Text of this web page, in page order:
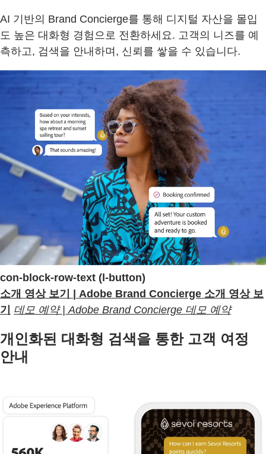
AI 기반의 Brand Concierge를 통해 디지털 자산을 몰입
도 높은 대화형 경험으로 전환하세요. 고객의 니즈를 예
측하고, 검색을 안내하며, 신뢰를 쌓을 수 있습니다.
con-block-row-text (l-button)
소개 영상 보기 | Adobe Brand Concierge 소개 영상 보
기
데모 예약 | Adobe Brand Concierge 데모 예약
개인화된 대화형 검색을 통한 고객 여정
안내